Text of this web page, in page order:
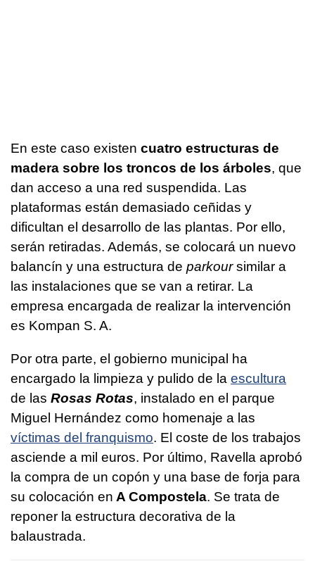
En este caso existen cuatro estructuras de
madera sobre los troncos de los árboles, que
dan acceso a una red suspendida. Las
plataformas están demasiado ceñidas y
dificultan el desarrollo de las plantas. Por ello,
serán retiradas. Además, se colocará un nuevo
balancín y una estructura de parkoursimilar a
las instalaciones que se van a retirar. La
empresa encargada de realizar la intervención
es Kompan S. A.
Por otra parte, el gobierno municipal ha
encargado la limpieza y pulido de la escultura
de las Rosas Rotas, instalado en el parque
Miguel Hernández como homenaje a las
víctimas del franquismo. El coste de los trabajos
asciende a mil euros. Por último, Ravella aprobó
la compra de un copón y una base de forja para
su colocación en A Compostela. Se trata de
reponer la estructura decorativa de la
balaustrada.